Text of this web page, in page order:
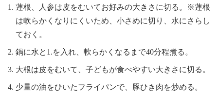
蓮根、人参は皮をむいてお好みの大きさに切る。※蓮根
は軟らかくなりにくいため、小さめに切り、水にさらし
ておく。
鍋に水と1.を入れ、軟らかくなるまで40分程煮る。
大根は皮をむいて、子どもが食べやすい大きさに切る。
少量の油をひいたフライパンで、豚ひき肉を炒める。